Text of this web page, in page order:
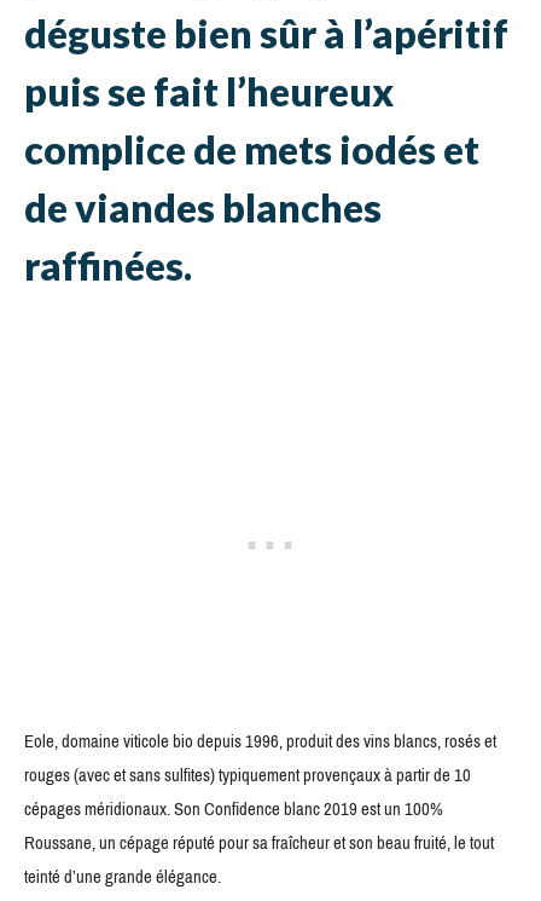
déguste bien sûr à l’apéritif
puis se fait l’heureux
complice de mets iodés et
de viandes blanches
raffinées.
Eole, domaine viticole bio depuis 1996, produit des vins blancs, rosés et
rouges (avec et sans sulfites) typiquement provençaux à partir de 10
cépages méridionaux. Son Confidence blanc 2019 est un 100%
Roussane, un cépage réputé pour sa fraîcheur et son beau fruité, le tout
teinté d’une grande élégance.